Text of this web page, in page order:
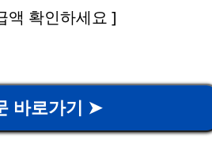
액 확인하세요 ]
바로가기 ➤